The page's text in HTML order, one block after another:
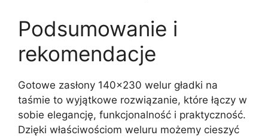
Podsumowanie i
rekomendacje
Gotowe zasłony 140×230 welur gładki na
taśmie to wyjątkowe rozwiązanie, które łączy w
sobie elegancję, funkcjonalność i praktyczność.
Dzięki właściwościom weluru możemy cieszyć